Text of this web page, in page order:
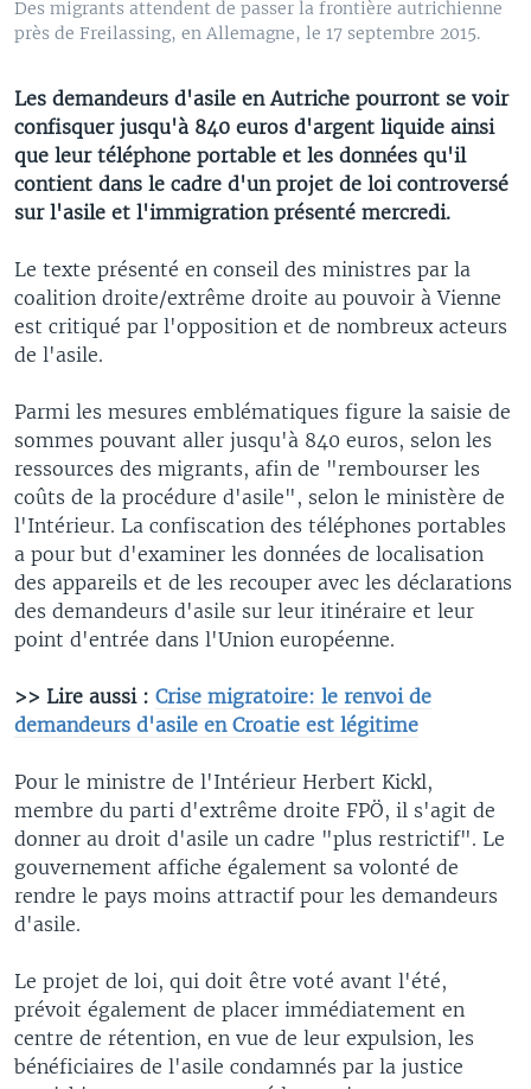
Des migrants attendent de passer la frontière autrichienne
près de Freilassing, en Allemagne, le 17 septembre 2015.
Les demandeurs d'asile en Autriche pourront se voir
confisquer jusqu'à 840 euros d'argent liquide ainsi
que leur téléphone portable et les données qu'il
contient dans le cadre d'un projet de loi controversé
sur l'asile et l'immigration présenté mercredi.
Le texte présenté en conseil des ministres par la
coalition droite/extrême droite au pouvoir à Vienne
est critiqué par l'opposition et de nombreux acteurs
de l'asile.
Parmi les mesures emblématiques figure la saisie de
sommes pouvant aller jusqu'à 840 euros, selon les
ressources des migrants, afin de "rembourser les
coûts de la procédure d'asile", selon le ministère de
l'Intérieur. La confiscation des téléphones portables
a pour but d'examiner les données de localisation
des appareils et de les recouper avec les déclarations
des demandeurs d'asile sur leur itinéraire et leur
point d'entrée dans l'Union européenne.
>> Lire aussi : Crise migratoire: le renvoi de
demandeurs d'asile en Croatie est légitime
Pour le ministre de l'Intérieur Herbert Kickl,
membre du parti d'extrême droite FPÖ, il s'agit de
donner au droit d'asile un cadre "plus restrictif". Le
gouvernement affiche également sa volonté de
rendre le pays moins attractif pour les demandeurs
d'asile.
Le projet de loi, qui doit être voté avant l'été,
prévoit également de placer immédiatement en
centre de rétention, en vue de leur expulsion, les
bénéficiaires de l'asile condamnés par la justice